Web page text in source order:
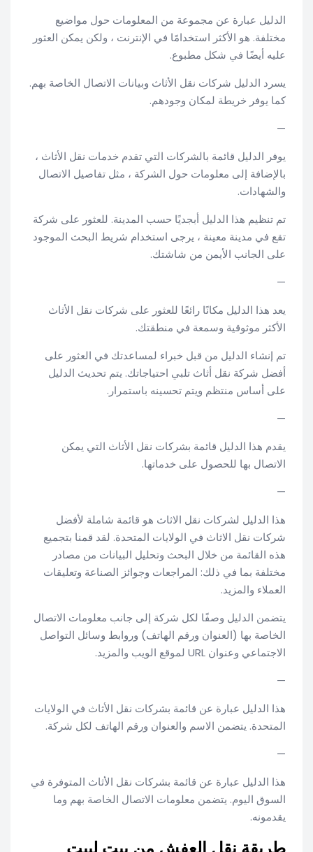
الدليل عبارة عن مجموعة من المعلومات حول مواضيع
مختلفة. هو الأكثر استخدامًا في الإنترنت ، ولكن يمكن العثور
عليه أيضًا في شكل مطبوع.
يسرد الدليل شركات نقل الأثاث وبيانات الاتصال الخاصة بهم.
كما يوفر خريطة لمكان وجودهم.
—
يوفر الدليل قائمة بالشركات التي تقدم خدمات نقل الأثاث ،
بالإضافة إلى معلومات حول الشركة ، مثل تفاصيل الاتصال
والشهادات.
تم تنظيم هذا الدليل أبجديًا حسب المدينة. للعثور على شركة
تقع في مدينة معينة ، يرجى استخدام شريط البحث الموجود
على الجانب الأيمن من شاشتك.
—
يعد هذا الدليل مكانًا رائعًا للعثور على شركات نقل الأثاث
الأكثر موثوقية وسمعة في منطقتك.
تم إنشاء الدليل من قبل خبراء لمساعدتك في العثور على
أفضل شركة نقل أثاث تلبي احتياجاتك. يتم تحديث الدليل
على أساس منتظم ويتم تحسينه باستمرار.
—
يقدم هذا الدليل قائمة بشركات نقل الأثاث التي يمكن
الاتصال بها للحصول على خدماتها.
—
هذا الدليل لشركات نقل الاثاث هو قائمة شاملة لأفضل
شركات نقل الاثاث في الولايات المتحدة. لقد قمنا بتجميع
هذه القائمة من خلال البحث وتحليل البيانات من مصادر
مختلفة بما في ذلك: المراجعات وجوائز الصناعة وتعليقات
العملاء والمزيد.
يتضمن الدليل وصفًا لكل شركة إلى جانب معلومات الاتصال
الخاصة بها (العنوان ورقم الهاتف) وروابط وسائل التواصل
الاجتماعي وعنوان URL لموقع الويب والمزيد.
—
هذا الدليل عبارة عن قائمة بشركات نقل الأثاث في الولايات
المتحدة. يتضمن الاسم والعنوان ورقم الهاتف لكل شركة.
—
هذا الدليل عبارة عن قائمة بشركات نقل الأثاث المتوفرة في
السوق اليوم. يتضمن معلومات الاتصال الخاصة بهم وما
يقدمونه.